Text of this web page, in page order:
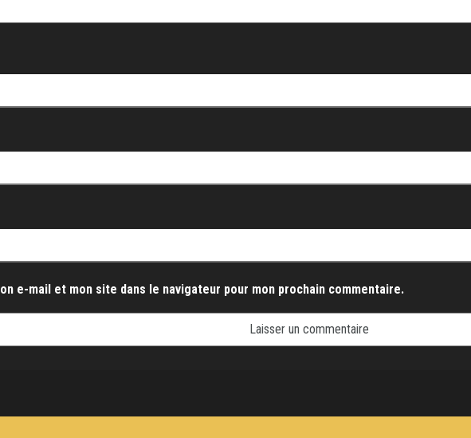
e-mail et mon site dans le navigateur pour mon prochain commentaire.